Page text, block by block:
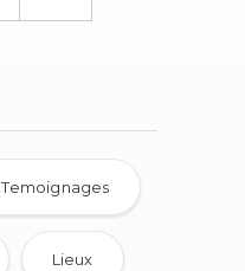
Temoignages
Lieux